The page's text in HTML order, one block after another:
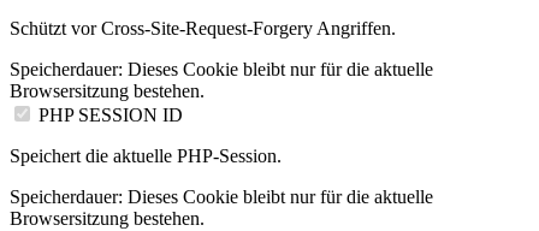
Schützt vor Cross-Site-Request-Forgery Angriffen.
Speicherdauer: Dieses Cookie bleibt nur für die aktuelle
Browsersitzung bestehen.
PHP SESSION ID
Speichert die aktuelle PHP-Session.
Speicherdauer: Dieses Cookie bleibt nur für die aktuelle
Browsersitzung bestehen.